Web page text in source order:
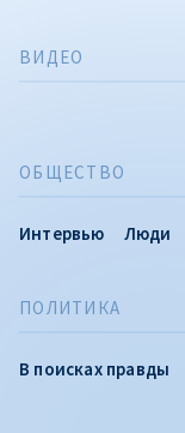
ПОЛИТИКА
В поисках правды
ОБЩЕСТВО
Интервью Люди
ВИДЕО